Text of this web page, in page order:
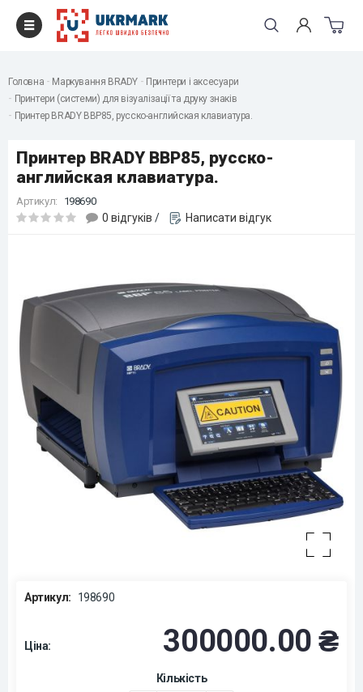
Головна Маркування BRADY
Принтери і аксесуари
Принтери (системи) для візуалізації та друку знаків
Принтер BRADY BBP85, русско-английская клавиатура.
Принтер BRADY BBP85, русско-
английская клавиатура.
Артикул: 198690
0 відгуків / Написати відгук
Артикул: 198690
Ціна: 300000.00 ₴
Кількість